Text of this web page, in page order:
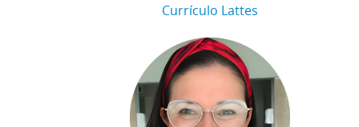
Currículo Lattes